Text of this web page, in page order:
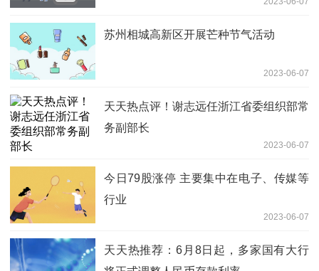
苏州相城高新区开展芒种节气活动
2023-06-07
天天热点评！谢志远任浙江省委组织部常
务副部长
2023-06-07
今日79股涨停 主要集中在电子、传媒等
行业
2023-06-07
天天热推荐：6月8日起，多家国有大行